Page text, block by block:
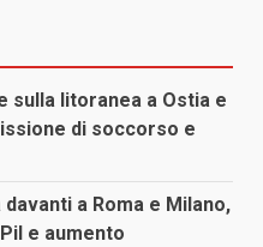
sulla litoranea a Ostia e
di soccorso e
a Roma e Milano,
e aumento